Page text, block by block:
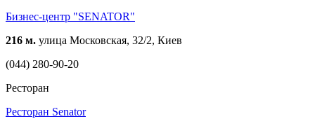
Бизнес-центр "SENATOR"
216 м. улица Московская, 32/2, Киев
(044) 280-90-20
Ресторан
Ресторан Senator